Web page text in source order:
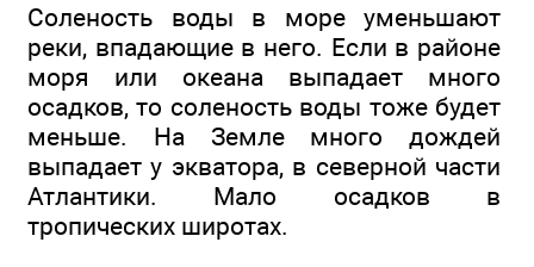
Соленость воды в море уменьшают
реки, впадающие в него. Если в районе
моря или океана выпадает много
осадков, то соленость воды тоже будет
меньше. На Земле много дождей
выпадает у экватора, в северной части
Атлантики. Мало осадков в
тропических широтах.